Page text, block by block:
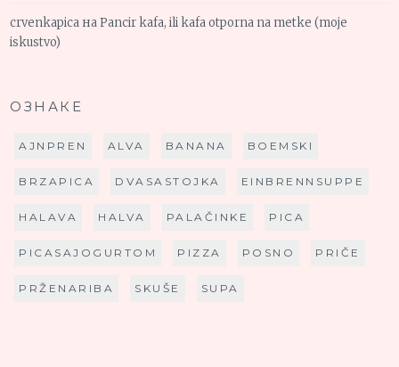
crvenkapica наPancir kafa, ili kafa otporna na metke (moje
iskustvo)
ОЗНАКЕ
AJNPREN ALVA BANANA BOEMSKI
BRZAPICA DVASASTOJKA EINBRENNSUPPE
HALAVA HALVA PALAČINKE PICA
PICASAJOGURTOM PIZZA POSNO PRIČE
PRŽENARIBA SKUŠE SUPA